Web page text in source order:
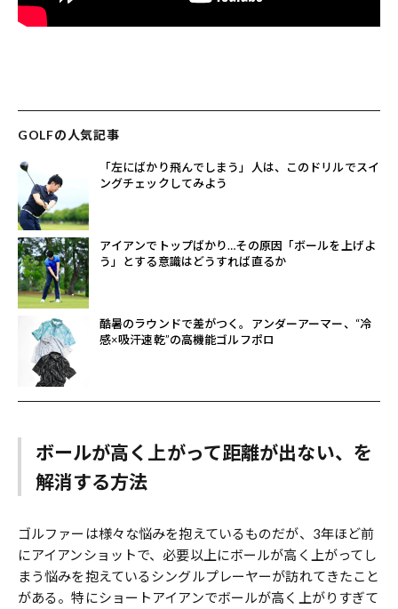
GOLFの人気記事
「左にばかり飛んでしまう」人は、このドリルでスイ
ングチェックしてみよう
アイアンでトップばかり…その原因「ボールを上げよ
う」とする意識はどうすれば直るか
酷暑のラウンドで差がつく。アンダーアーマー、“冷
感×吸汗速乾”の高機能ゴルフポロ
ボールが高く上がって距離が出ない、を
解消する方法
ゴルファーは様々な悩みを抱えているものだが、3年ほど前
にアイアンショットで、必要以上にボールが高く上がってし
まう悩みを抱えているシングルプレーヤーが訪れてきたこと
がある。特にショートアイアンでボールが高く上がりすぎて